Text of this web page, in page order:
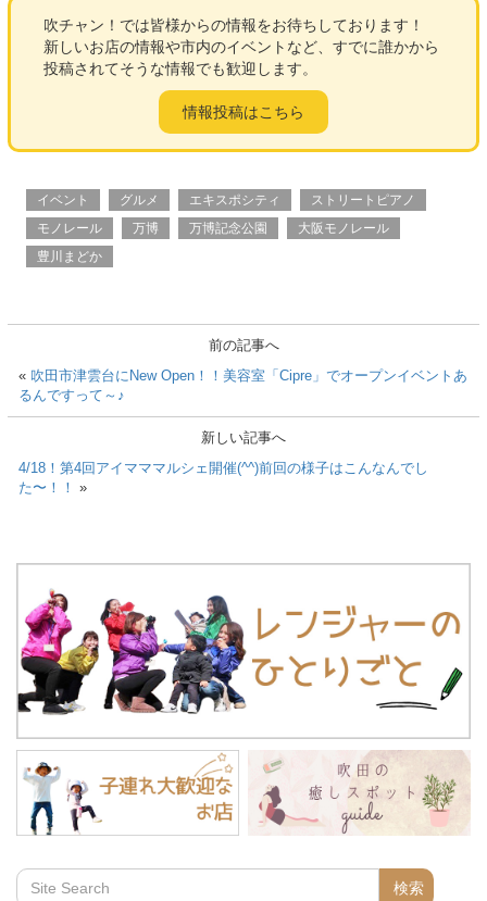
c
e
o
k
tt
er
ail e
吹チャン！では皆様からの情報をお待ちしております！
新しいお店の情報や市内のイベントなど、すでに誰かから
投稿されてそうな情報でも歓迎します。
情報投稿はこちら
イベント グルメ エキスポシティ
ストリートピアノ
モノレール
万博 万博記念公園
大阪モノレール
豊川まどか
前の記事へ
« 吹田市津雲台にNew Open！！美容室「Cipre」でオープンイベントあ
るんですって～♪
新しい記事へ
4/18！第4回アイマママルシェ開催(^^)前回の様子はこんなんでし
た〜！！ »